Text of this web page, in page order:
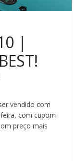
|
vendido com
com cupom
preço mais